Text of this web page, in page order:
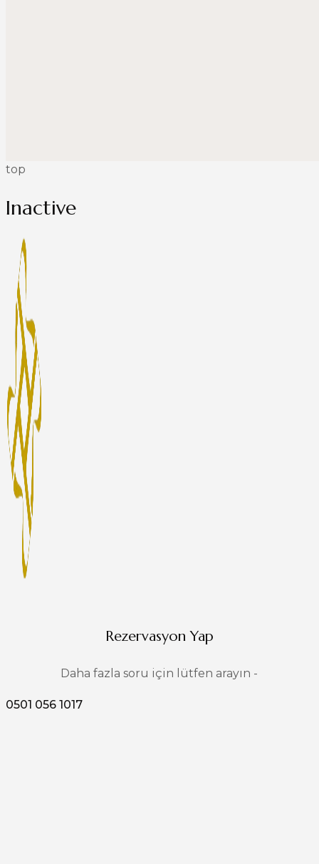
top
Inactive
Rezervasyon Yap
Daha fazla soru için lütfen arayın -
0501 056 1017